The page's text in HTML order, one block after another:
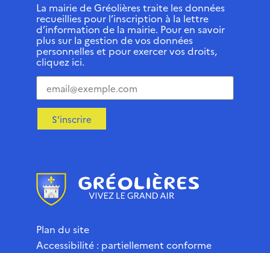
La mairie de Gréolières traite les données
recueillies pour l’inscription à la lettre
d’information de la mairie. Pour en savoir
plus sur la gestion de vos données
personnelles et pour exercer vos droits,
cliquez ici.
S'inscrire
Plan du site
Accessibilité : partiellement conforme